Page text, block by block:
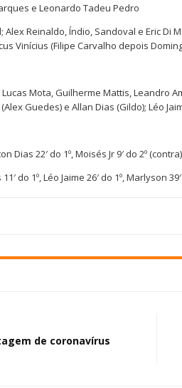
e Leonardo Tadeu Pedro
Alex Reinaldo, Índio, Sandoval e Eric Di
Vinícius (Filipe Carvalho depois
Mota, Guilherme Mattis, Leandro
Guedes) e Allan Dias (Gildo); Léo
Dias 22′ do 1º, Moisés Jr 9′ do 2º
do 1º, Léo Jaime 26′ do 1º, Marlyson
de coronavírus